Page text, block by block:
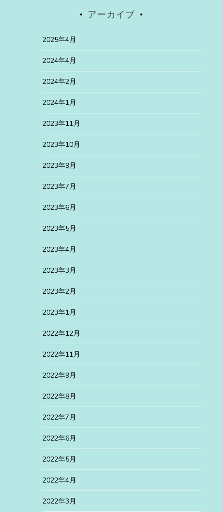
アーカイブ
2025年4月
2024年4月
2024年2月
2024年1月
2023年11月
2023年10月
2023年9月
2023年7月
2023年6月
2023年5月
2023年4月
2023年3月
2023年2月
2023年1月
2022年12月
2022年11月
2022年9月
2022年8月
2022年7月
2022年6月
2022年5月
2022年4月
2022年3月